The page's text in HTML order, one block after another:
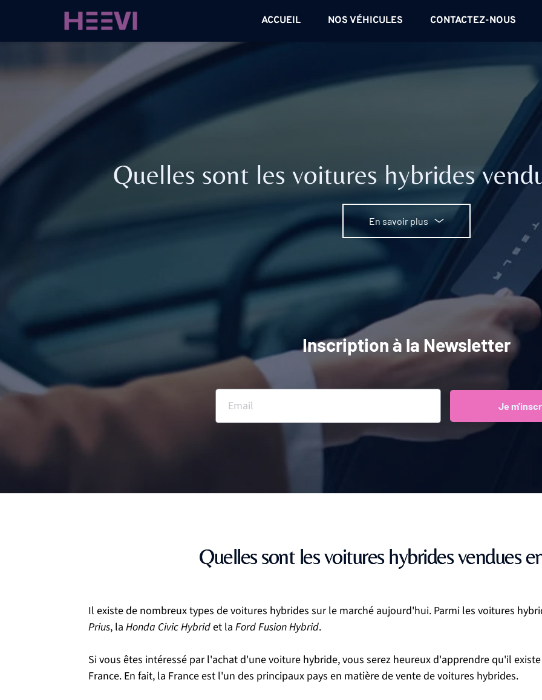
ACCUEIL NOS VÉHICULES CONTACTEZ-NOUS
Quelles sont les voitures hybrides
En savoir plus
Inscription à la Newsletter
Je
Quelles sont les voitures hybrides vendues
Il existe de nombreux types de voitures hybrides sur le marché aujourd'hui. Parmi les voitures
Prius, la Honda Civic Hybrid et la Ford Fusion Hybrid.
Si vous êtes intéressé par l'achat d'une voiture hybride, vous serez heureux d'apprendre qu'il
France. En fait, la France est l'un des principaux pays en matière de vente de voitures hybrides.